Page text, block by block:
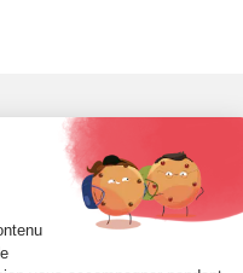
votre